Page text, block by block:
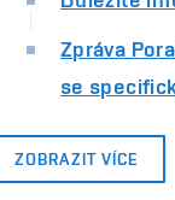
Zpráva
se
ZOBRAZIT VÍCE